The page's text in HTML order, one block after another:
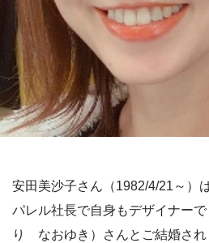
安田美沙子さん（1982/4/21～）
パレル社長で自身もデザイナー
り なおゆき）さんとご結婚され